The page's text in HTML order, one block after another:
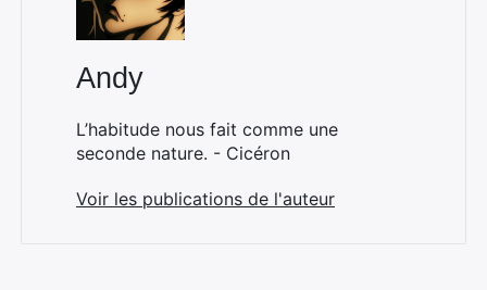
Andy
L’habitude nous fait comme une
seconde nature. - Cicéron
Voir les publications de l'auteur